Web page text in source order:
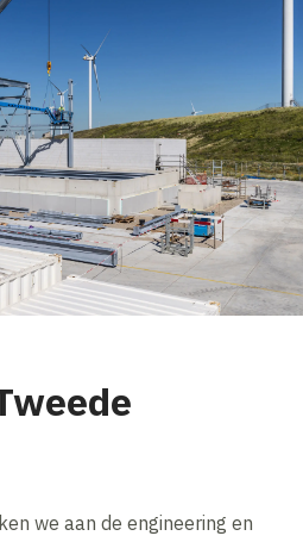
we aan de engineering en